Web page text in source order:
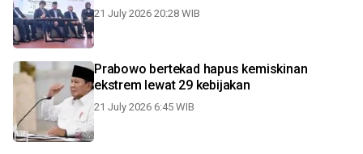
21 July 2026 20:28 WIB
Prabowo bertekad hapus kemiskinan
ekstrem lewat 29 kebijakan
21 July 2026 6:45 WIB